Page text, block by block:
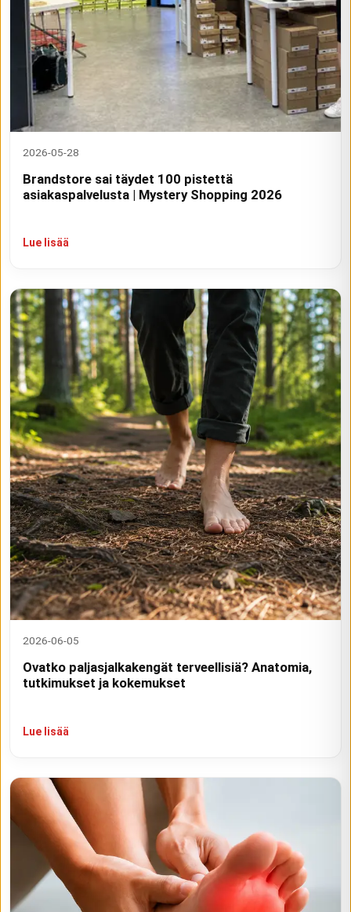
2026-05-28
Brandstore sai täydet 100 pistettä
asiakaspalvelusta | Mystery Shopping 2026
Lue lisää
2026-06-05
Ovatko paljasjalkakengät terveellisiä? Anatomia,
tutkimukset ja kokemukset
Lue lisää